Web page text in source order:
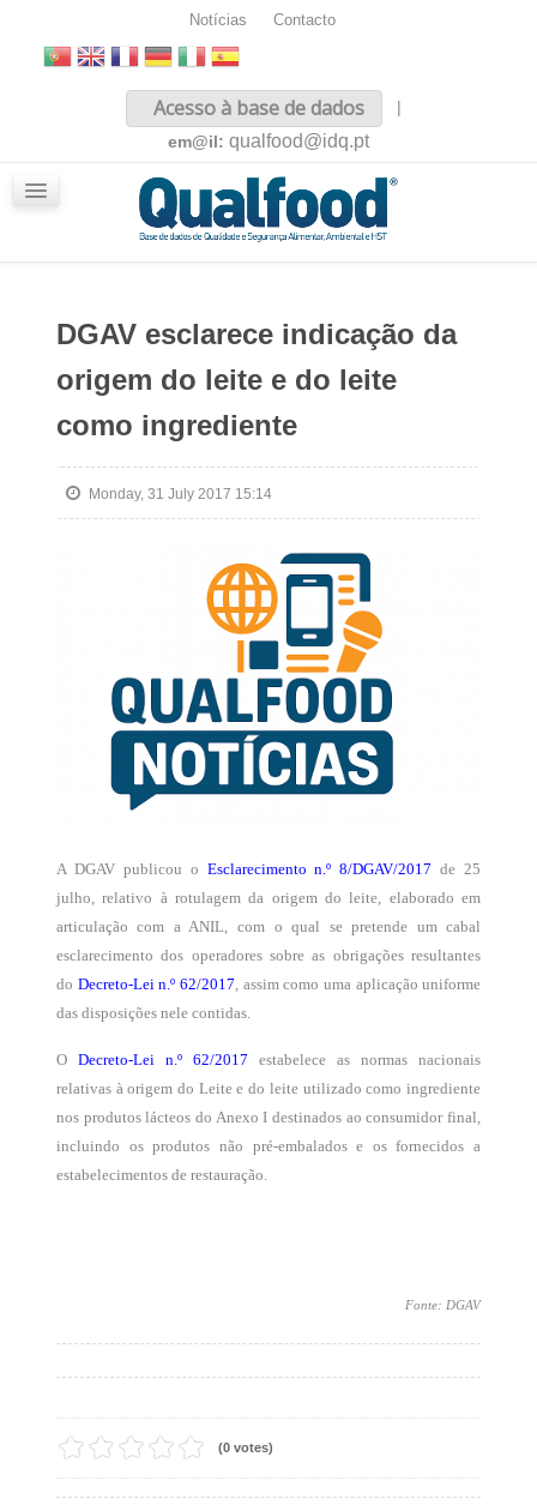
Notícias Contacto
Acesso à base de dados
|
em@il: qualfood@idq.pt
DGAV esclarece indicação da
origem do leite e do leite
como ingrediente
Monday, 31 July 2017 15:14
A DGAV publicou o Esclarecimento n.º 8/DGAV/2017 de 25
julho, relativo à rotulagem da origem do leite, elaborado em
articulação com a ANIL, com o qual se pretende um cabal
esclarecimento dos operadores sobre as obrigações resultantes
do Decreto-Lei n.º 62/2017 , assim como uma aplicação uniforme
das disposições nele contidas.
O Decreto-Lei n.º 62/2017 estabelece as normas nacionais
relativas à origem do Leite e do leite utilizado como ingrediente
nos produtos lácteos do Anexo I destinados ao consumidor final,
incluindo os produtos não pré-embalados e os fornecidos a
estabelecimentos de restauração.
Fonte: DGAV
(0 votes)